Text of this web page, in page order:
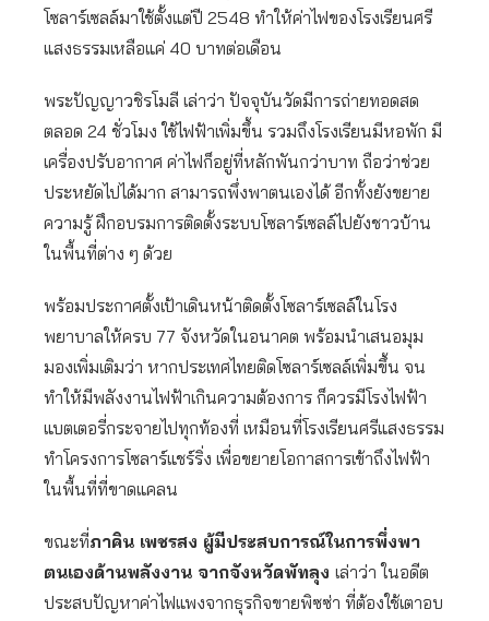
โซลาร์เซลล์มาใช้ตั้งแต่ปี 2548 ทำให้ค่าไฟของโรงเรียนศรี
แสงธรรมเหลือแค่ 40 บาทต่อเดือน
พระปัญญาวชิรโมลี เล่าว่า ปัจจุบันวัดมีการถ่ายทอดสด
ตลอด 24 ชั่วโมง ใช้ไฟฟ้าเพิ่มขึ้น รวมถึงโรงเรียนมีหอพัก มี
เครื่องปรับอากาศ ค่าไฟก็อยู่ที่หลักพันกว่าบาท ถือว่าช่วย
ประหยัดไปได้มาก สามารถพึ่งพาตนเองได้ อีกทั้งยังขยาย
ความรู้ ฝึกอบรมการติดตั้งระบบโซลาร์เซลล์ไปยังชาวบ้าน
ในพื้นที่ต่าง ๆ ด้วย
พร้อมประกาศตั้งเป้าเดินหน้าติดตั้งโซลาร์เซลล์ในโรง
พยาบาลให้ครบ 77 จังหวัดในอนาคต พร้อมนำเสนอมุม
มองเพิ่มเติมว่า หากประเทศไทยติดโซลาร์เซลล์เพิ่มขึ้น จน
ทำให้มีพลังงานไฟฟ้าเกินความต้องการ ก็ควรมีโรงไฟฟ้า
แบตเตอรี่กระจายไปทุกท้องที่ เหมือนที่โรงเรียนศรีแสงธรรม
ทำโครงการโซลาร์แชร์ริ่ง เพื่อขยายโอกาสการเข้าถึงไฟฟ้า
ในพื้นที่ที่ขาดแคลน
ขณะที่ภาคิน เพชรสง ผู้มีประสบการณ์ในการพึ่งพา
ตนเองด้านพลังงาน จากจังหวัดพัทลุง เล่าว่า ในอดีต
ประสบปัญหาค่าไฟแพงจากธุรกิจขายพิซซ่า ที่ต้องใช้เตาอบ